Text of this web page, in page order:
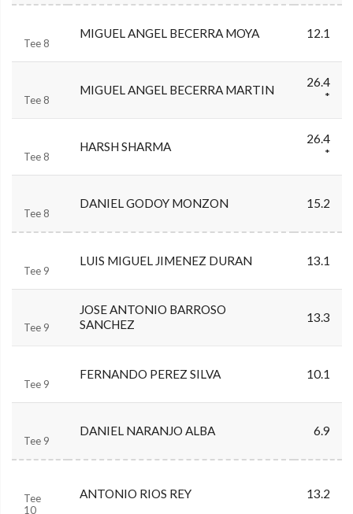
Tee 8
MIGUEL ANGEL BECERRA MOYA 12.1
Tee 8
MIGUEL ANGEL BECERRA MARTIN
26.4
*
Tee 8
HARSH SHARMA
26.4
*
Tee 8
DANIEL GODOY MONZON 15.2
Tee 9
LUIS MIGUEL JIMENEZ DURAN 13.1
Tee 9
JOSE ANTONIO BARROSO
SANCHEZ
13.3
Tee 9
FERNANDO PEREZ SILVA 10.1
Tee 9
DANIEL NARANJO ALBA 6.9
Tee
10
ANTONIO RIOS REY 13.2